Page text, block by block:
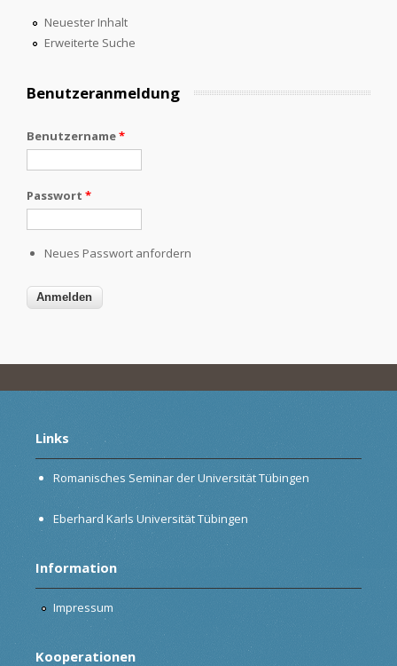
Neuester Inhalt
Erweiterte Suche
Benutzeranmeldung
Benutzername*
Passwort *
Neues Passwort anfordern
Links
Romanisches Seminar der Universität Tübingen
Eberhard Karls Universität Tübingen
Information
Impressum
Kooperationen